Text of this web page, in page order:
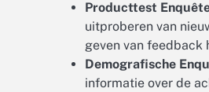
Producttest
uitproberen van
geven van feedback
Demografische
informatie over de